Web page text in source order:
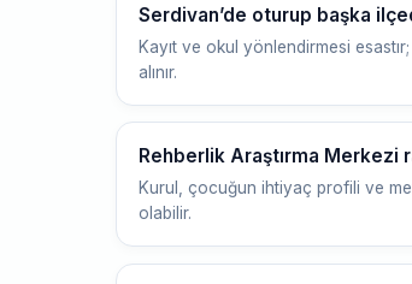
Serdivan’de oturup başka
Kayıt ve okul yönlendirmesi
alınır.
Rehberlik Araştırma Merkezi
Kurul, çocuğun ihtiyaç profili ve
olabilir.